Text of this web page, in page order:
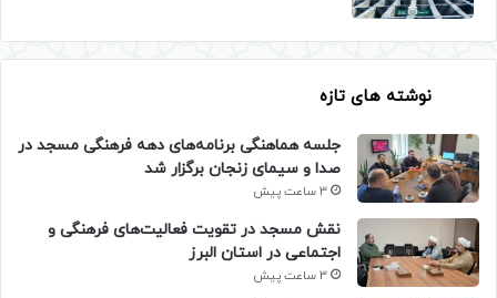
نوشته های تازه
جلسه هماهنگی برنامه‌های دهه فرهنگی مسجد در
صدا و سیمای زنجان برگزار شد
3 ساعت پیش
نقش مسجد در تقویت فعالیت‌های فرهنگی و
اجتماعی در استان البرز
3 ساعت پیش